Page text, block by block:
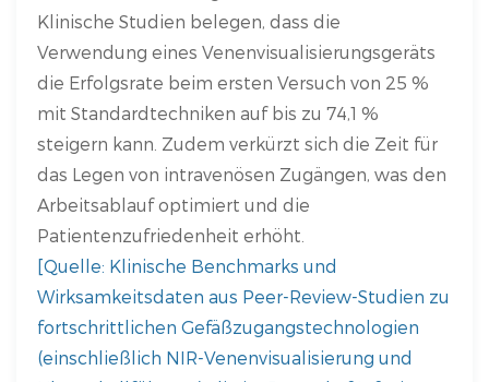
Klinische Studien belegen, dass die
Verwendung eines Venenvisualisierungsgeräts
die Erfolgsrate beim ersten Versuch von 25 %
mit Standardtechniken auf bis zu 74,1 %
steigern kann. Zudem verkürzt sich die Zeit für
das Legen von intravenösen Zugängen, was den
Arbeitsablauf optimiert und die
Patientenzufriedenheit erhöht.
[Quelle: Klinische Benchmarks und
Wirksamkeitsdaten aus Peer-Review-Studien zu
fortschrittlichen Gefäßzugangstechnologien
(einschließlich NIR-Venenvisualisierung und